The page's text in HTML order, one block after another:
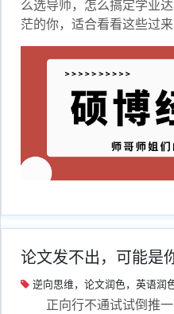
么选导师，怎么搞定学业
茫的你，适合看看这些过
论文发不出，可能是
逆向思维，论文润色，英语润
正向行不通试试倒推